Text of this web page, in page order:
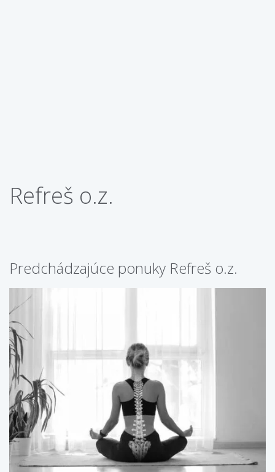
Refreš o.z.
Predchádzajúce ponuky Refreš o.z.